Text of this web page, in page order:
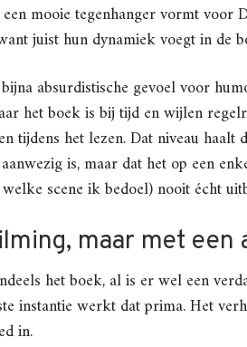
mooie tegenhanger vormt voor
juist hun dynamiek voegt in de
absurdistische gevoel voor
het boek is bij tijd en wijlen
tijdens het lezen. Dat niveau haalt
is, maar dat het op een
scene ik bedoel) nooit écht
maar met een
het boek, al is er wel een
instantie werkt dat prima. Het
in.